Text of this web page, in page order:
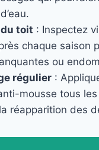
toit : Inspectez
chaque saison
ou
régulier :
mousse tous
réapparition des